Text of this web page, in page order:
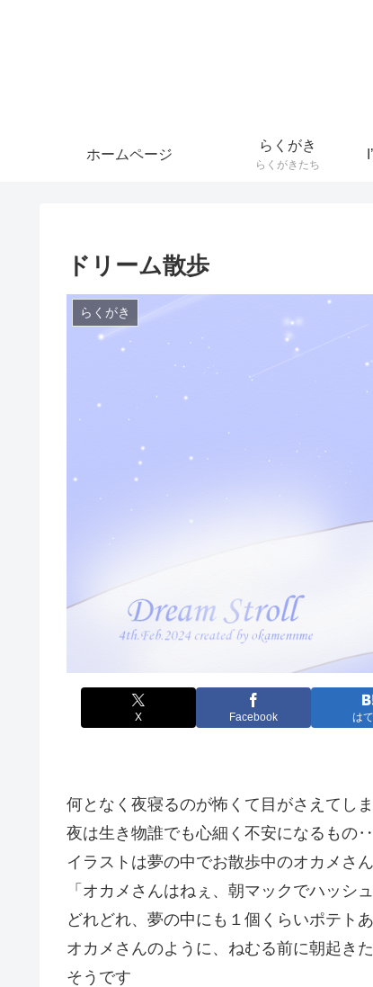
ホームページ
らくがき
らくがきたち
ドリーム散歩
らくがき
X Facebook は
何となく夜寝るのが怖くて目がさえてし
夜は生き物誰でも心細く不安になるもの‥
イラストは夢の中でお散歩中のオカメさ
「オカメさんはねぇ、朝マックでハッシ
どれどれ、夢の中にも１個くらいポテト
オカメさんのように、ねむる前に朝起き
そうです